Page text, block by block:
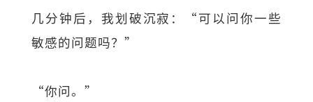
几分钟后，我划破沉寂：“可以问你一些
敏感的问题吗？”
“你问。”